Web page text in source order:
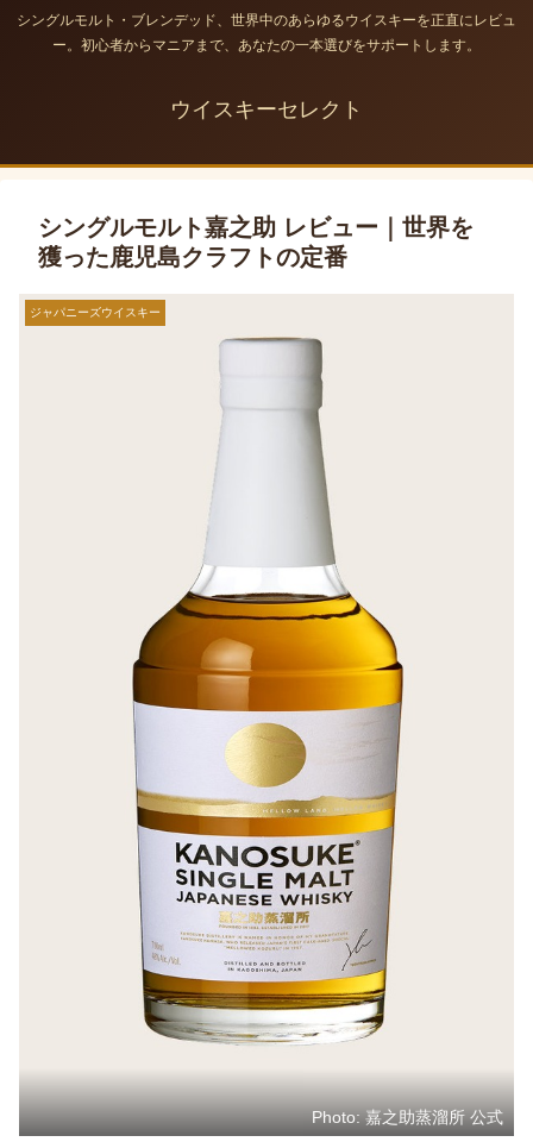
シングルモルト・ブレンデッド、世界中のあらゆるウイスキーを正直にレビュ
ー。初心者からマニアまで、あなたの一本選びをサポートします。
ウイスキーセレクト
シングルモルト嘉之助 レビュー｜世界を
獲った鹿児島クラフトの定番
ジャパニーズウイスキー
Photo: 嘉之助蒸溜所 公式